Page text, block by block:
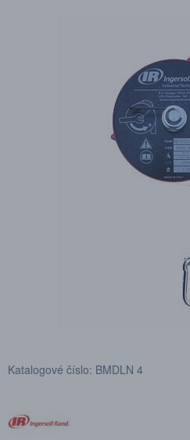
Katalogové číslo: BMDLN 4